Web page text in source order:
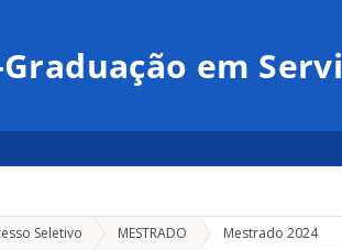
em
Seletivo MESTRADO Mestrado 2024